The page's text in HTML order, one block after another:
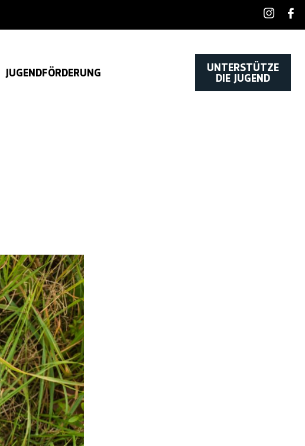
JUGENDFÖRDERUNG
UNTERSTÜTZE
DIE JUGEND